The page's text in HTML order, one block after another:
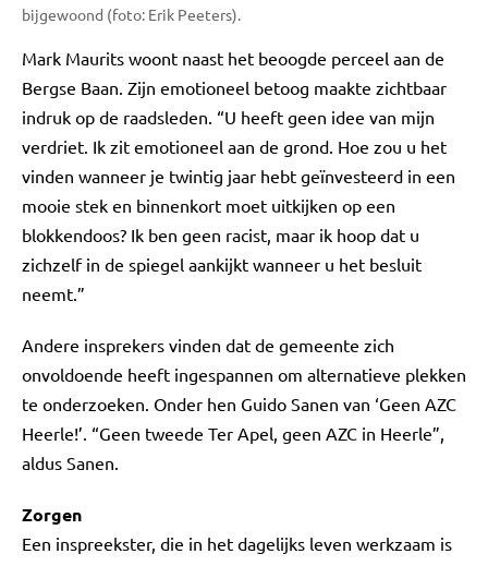
bijgewoond (foto: Erik Peeters).
Mark Maurits woont naast het beoogde perceel aan de
Bergse Baan. Zijn emotioneel betoog maakte zichtbaar
indruk op de raadsleden. “U heeft geen idee van mijn
verdriet. Ik zit emotioneel aan de grond. Hoe zou u het
vinden wanneer je twintig jaar hebt geïnvesteerd in een
mooie stek en binnenkort moet uitkijken op een
blokkendoos? Ik ben geen racist, maar ik hoop dat u
zichzelf in de spiegel aankijkt wanneer u het besluit
neemt.”
Andere insprekers vinden dat de gemeente zich
onvoldoende heeft ingespannen om alternatieve plekken
te onderzoeken. Onder hen Guido Sanen van ‘Geen AZC
Heerle!’. “Geen tweede Ter Apel, geen AZC in Heerle”,
aldus Sanen.
Zorgen
Een inspreekster, die in het dagelijks leven werkzaam is